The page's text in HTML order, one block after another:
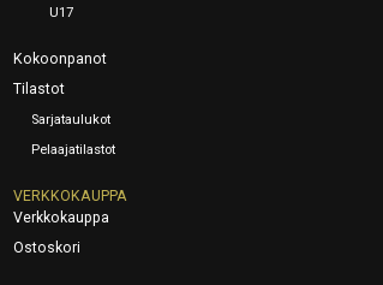
U17
Kokoonpanot
Tilastot
Sarjataulukot
Pelaajatilastot
VERKKOKAUPPA
Verkkokauppa
Ostoskori